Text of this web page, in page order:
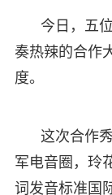
今日，五
奏热辣的合作
度。
这次合作
军电音圈，玲
词发音标准国